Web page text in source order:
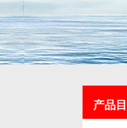
产品